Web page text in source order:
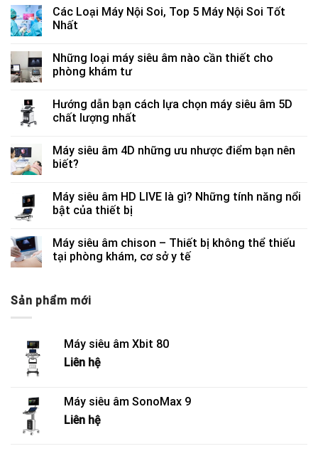
Các Loại Máy Nội Soi, Top 5 Máy Nội Soi Tốt
Nhất
Những loại máy siêu âm nào cần thiết cho
phòng khám tư
Hướng dẫn bạn cách lựa chọn máy siêu âm 5D
chất lượng nhất
Máy siêu âm 4D những ưu nhược điểm bạn nên
biết?
Máy siêu âm HD LIVE là gì? Những tính năng nổi
bật của thiết bị
Máy siêu âm chison – Thiết bị không thể thiếu
tại phòng khám, cơ sở y tế
Sản phẩm mới
Máy siêu âm Xbit 80
Liên hệ
Máy siêu âm SonoMax 9
Liên hệ